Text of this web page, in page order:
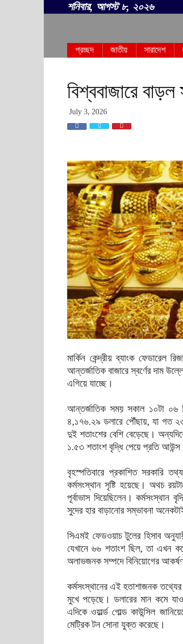
শনিবার, আগস্ট ৮, ২০২৬
বাংলা
প্রচ্ছদ জাতীয় সারাদেশ
বিশ্ববাজারে বাড়ল
July 3, 2026
মার্কিন কেন্দ্রীয় ব্যাংক ফেডারেল
আন্তর্জাতিক বাজারে স্বর্ণের দাম
এগিয়ে যাচ্ছে।
আন্তর্জাতিক সময় সকাল ১০টা ০৬
৪,১৭৬.২৯ ডলারে পৌঁছায়, যা গত
দুই শতাংশের বেশি বেড়েছে।
১.৫৩ শতাংশ বৃদ্ধি পেয়ে প্রতি আউন্স
বৃহস্পতিবারে প্রকাশিত সরকারি
কর্মসংস্থান সৃষ্টি হয়েছে। অথচ
পূর্বাভাস দিয়েছিলেন। কর্মসংস্থান
সুদের হার বাড়ানোর সম্ভাবনা
সিএমই ফেডওয়াচ টুলের হিসাব
যেখানে ৬৬ শতাংশ ছিল, তা এখন
অলাভজনক সম্পদে বিনিয়োগের
কর্মসংস্থানের এই হতাশাজনক
মুখে পড়েছে। ডলারের মান কমে
এদিকে ওয়ার্ল্ড গোল্ড কাউন্সিল
মেট্রিক টন সোনা যুক্ত করেছে।